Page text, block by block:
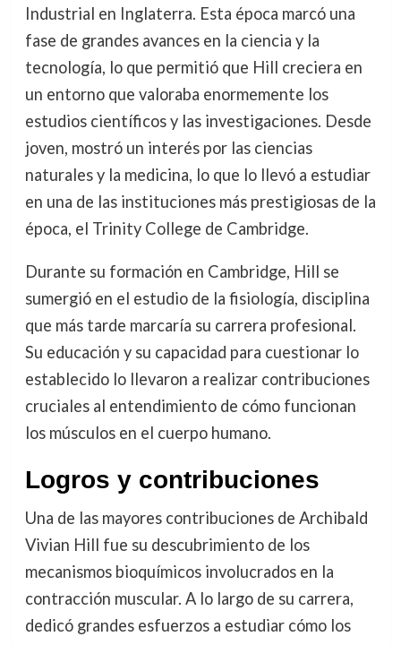
Industrial en Inglaterra. Esta época marcó una
fase de grandes avances en la ciencia y la
tecnología, lo que permitió que Hill creciera en
un entorno que valoraba enormemente los
estudios científicos y las investigaciones. Desde
joven, mostró un interés por las ciencias
naturales y la medicina, lo que lo llevó a estudiar
en una de las instituciones más prestigiosas de la
época, el Trinity College de Cambridge.
Durante su formación en Cambridge, Hill se
sumergió en el estudio de la fisiología, disciplina
que más tarde marcaría su carrera profesional.
Su educación y su capacidad para cuestionar lo
establecido lo llevaron a realizar contribuciones
cruciales al entendimiento de cómo funcionan
los músculos en el cuerpo humano.
Logros y contribuciones
Una de las mayores contribuciones de Archibald
Vivian Hill fue su descubrimiento de los
mecanismos bioquímicos involucrados en la
contracción muscular. A lo largo de su carrera,
dedicó grandes esfuerzos a estudiar cómo los